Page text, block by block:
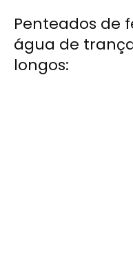
Penteados de
água de
longos: